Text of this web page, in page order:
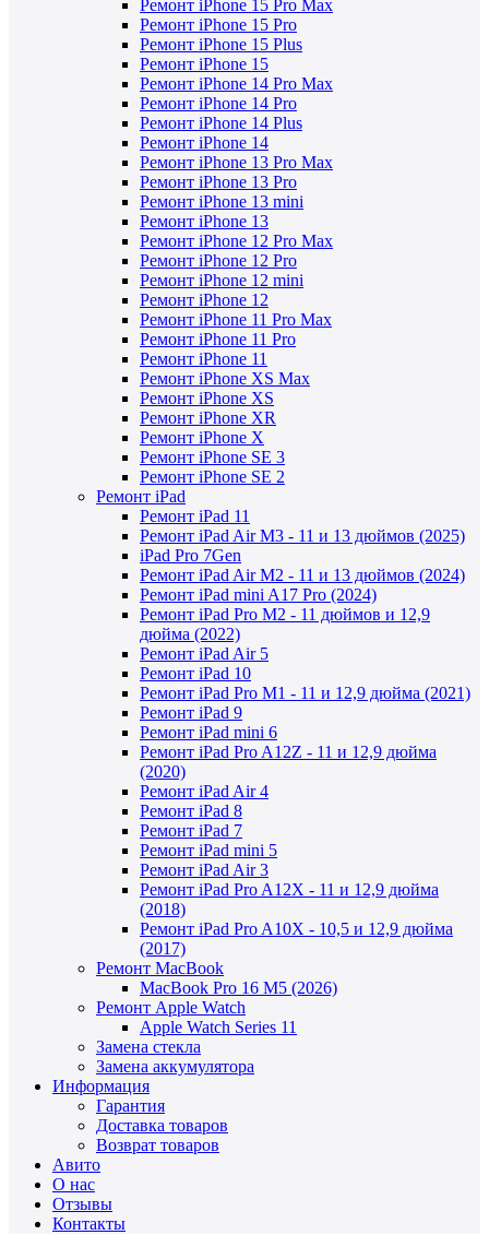
Ремонт iPhone 15 Pro Max
Ремонт iPhone 15 Pro
Ремонт iPhone 15 Plus
Ремонт iPhone 15
Ремонт iPhone 14 Pro Max
Ремонт iPhone 14 Pro
Ремонт iPhone 14 Plus
Ремонт iPhone 14
Ремонт iPhone 13 Pro Max
Ремонт iPhone 13 Pro
Ремонт iPhone 13 mini
Ремонт iPhone 13
Ремонт iPhone 12 Pro Max
Ремонт iPhone 12 Pro
Ремонт iPhone 12 mini
Ремонт iPhone 12
Ремонт iPhone 11 Pro Max
Ремонт iPhone 11 Pro
Ремонт iPhone 11
Ремонт iPhone XS Max
Ремонт iPhone XS
Ремонт iPhone XR
Ремонт iPhone X
Ремонт iPhone SE 3
Ремонт iPhone SE 2
Ремонт iPad
Ремонт iPad 11
Ремонт iPad Air M3 - 11 и 13 дюймов (2025)
iPad Pro 7Gen
Ремонт iPad Air M2 - 11 и 13 дюймов (2024)
Ремонт iPad mini A17 Pro (2024)
Ремонт iPad Pro M2 - 11 дюймов и 12,9
дюйма (2022)
Ремонт iPad Air 5
Ремонт iPad 10
Ремонт iPad Pro M1 - 11 и 12,9 дюйма (2021)
Ремонт iPad 9
Ремонт iPad mini 6
Ремонт iPad Pro A12Z - 11 и 12,9 дюйма
(2020)
Ремонт iPad Air 4
Ремонт iPad 8
Ремонт iPad 7
Ремонт iPad mini 5
Ремонт iPad Air 3
Ремонт iPad Pro A12X - 11 и 12,9 дюйма
(2018)
Ремонт iPad Pro A10X - 10,5 и 12,9 дюйма
(2017)
Ремонт MacBook
MacBook Pro 16 M5 (2026)
Ремонт Apple Watch
Apple Watch Series 11
Замена стекла
Замена аккумулятора
Информация
Гарантия
Доставка товаров
Возврат товаров
Авито
О нас
Отзывы
Контакты